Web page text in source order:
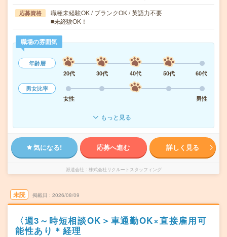
応募資格
職種未経験OK / ブランクOK / 英語力不要
■未経験OK！
職場の雰囲気
年齢層
20代
30代 40代 50代
60代
男女比率
女性
男性
もっと見る
気になる! 応募へ進む 詳しく見る
派遣会社 株式会社リクルートスタッフィング
未読 掲載日 2026/08/09
〈週3～時短相談OK＞車通勤OK×直接雇用可
能性あり＊経理